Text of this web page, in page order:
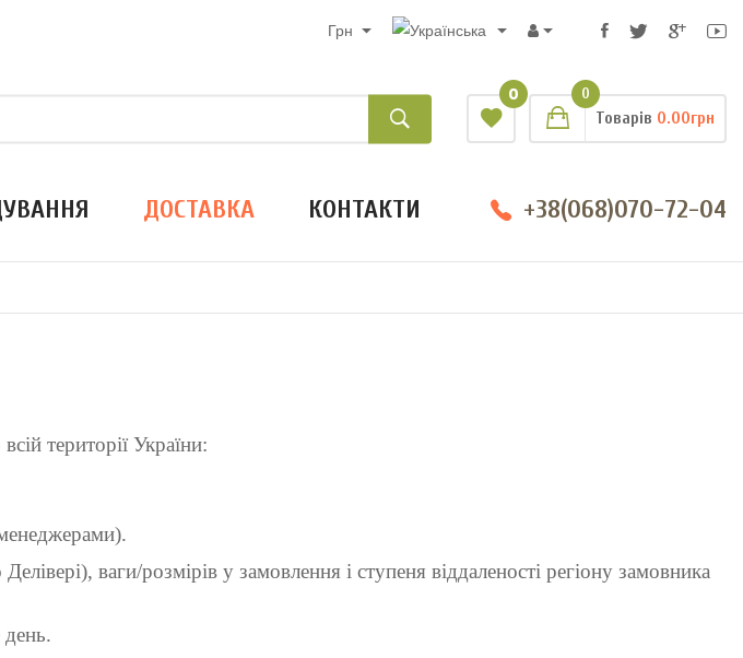
Грн
0 0
Товарів 0.00грн
ДОСТАВКА КОНТАКТИ +38(068)070-72-04
території України:
ваги/розмірів у замовлення і ступеня віддаленості регіону замовника